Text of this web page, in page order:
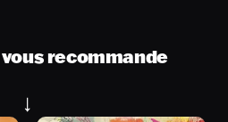
recommande